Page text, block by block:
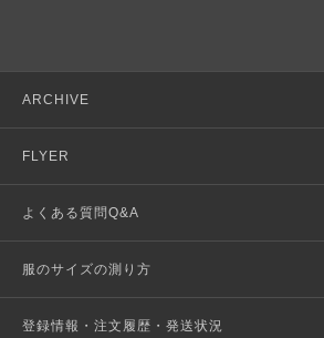
ARCHIVE
FLYER
よくある質問Q&A
服のサイズの測り方
登録情報・注文履歴・発送状況